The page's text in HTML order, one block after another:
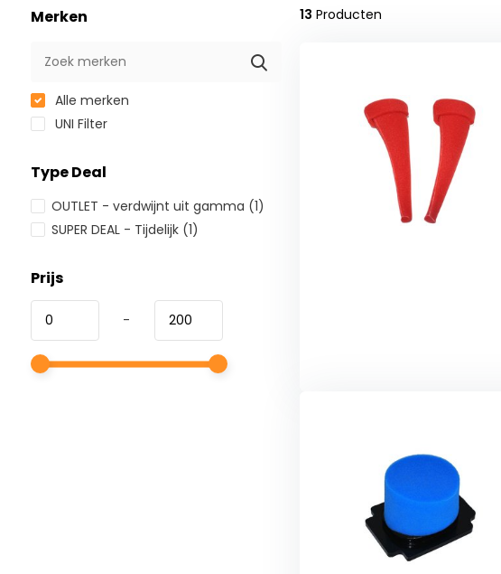
Merken
Alle merken
UNI Filter
Type Deal
OUTLET - verdwijnt uit gamma (1)
SUPER DEAL - Tijdelijk (1)
Prijs
-
13 Producten